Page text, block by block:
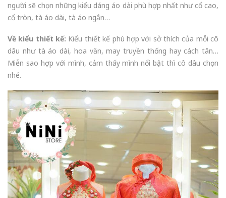
người sẽ chọn những kiểu dáng áo dài phù hợp nhất như cổ cao,
cổ tròn, tà áo dài, tà áo ngắn…
Về kiểu thiết kế: Kiểu thiết kế phù hợp với sở thích của mỗi cô
dâu như tà áo dài, hoa văn, may truyền thống hay cách tân…
Miễn sao hợp với mình, cảm thấy mình nổi bật thì cô dâu chọn
nhé.